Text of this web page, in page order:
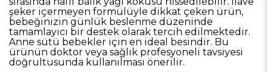
şeker içermeyen formülüyle dikkat çeken ürün,
bebeğinizin günlük beslenme düzeninde
tamamlayıcı bir destek olarak tercih edilmektedir.
Anne sütü bebekler için en ideal besindir. Bu
ürünün doktor veya sağlık profesyoneli tavsiyesi
doğrultusunda kullanılması önerilir.